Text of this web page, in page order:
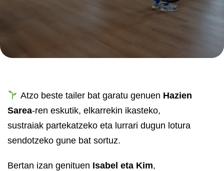
Atzo beste tailer bat garatu genuen Hazien
Sarea-ren eskutik, elkarrekin ikasteko,
sustraiak partekatzeko eta lurrari dugun lotura
sendotzeko gune bat sortuz.
Bertan izan genituen Isabel eta Kim,